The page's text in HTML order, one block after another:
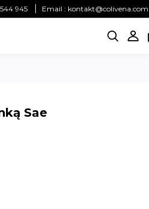
945 Email : kontakt@colivena.com
Sae